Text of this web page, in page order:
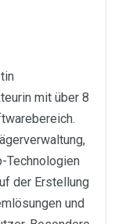
mit über 8
Technologien
der Erstellung
und